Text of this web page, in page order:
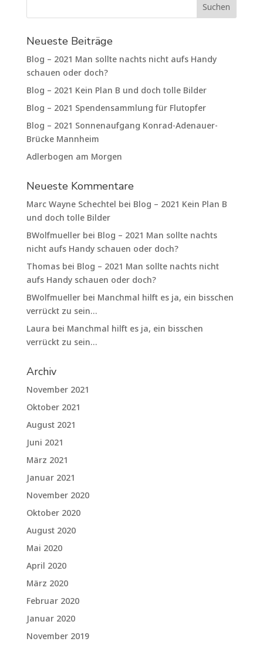
Neueste Beiträge
Blog – 2021 Man sollte nachts nicht aufs Handy
schauen oder doch?
Blog – 2021 Kein Plan B und doch tolle Bilder
Blog – 2021 Spendensammlung für Flutopfer
Blog – 2021 Sonnenaufgang Konrad-Adenauer-
Brücke Mannheim
Adlerbogen am Morgen
Neueste Kommentare
Marc Wayne Schechtel bei Blog – 2021 Kein Plan B
und doch tolle Bilder
BWolfmuellerbei Blog – 2021 Man sollte nachts
nicht aufs Handy schauen oder doch?
Thomasbei Blog – 2021 Man sollte nachts nicht
aufs Handy schauen oder doch?
BWolfmuellerbei Manchmal hilft es ja, ein bisschen
verrückt zu sein…
Laura bei Manchmal hilft es ja, ein bisschen
verrückt zu sein…
Archiv
November 2021
Oktober 2021
August 2021
Juni 2021
März 2021
Januar 2021
November 2020
Oktober 2020
August 2020
Mai 2020
April 2020
März 2020
Februar 2020
Januar 2020
November 2019